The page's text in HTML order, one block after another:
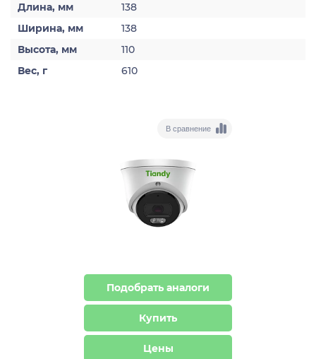
Длина, мм
138
Ширина, мм
138
Высота, мм
110
Вес, г
610
В сравнение
Подобрать аналоги
Купить
Цены